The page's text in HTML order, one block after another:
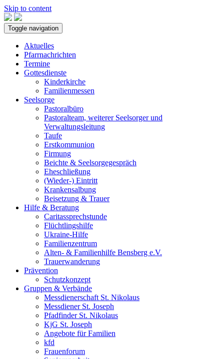
Skip to content
Toggle navigation
Aktuelles
Pfarrnachrichten
Termine
Gottesdienste
Kinderkirche
Familienmessen
Seelsorge
Pastoralbüro
Pastoralteam, weiterer Seelsorger und
Verwaltungsleitung
Taufe
Erstkommunion
Firmung
Beichte & Seelsorgegespräch
Eheschließung
(Wieder-) Eintritt
Krankensalbung
Beisetzung & Trauer
Hilfe & Beratung
Caritassprechstunde
Flüchtlingshilfe
Ukraine-Hilfe
Familienzentrum
Alten- & Familienhilfe Bensberg e.V.
Trauerwanderung
Prävention
Schutzkonzept
Gruppen & Verbände
Messdienerschaft St. Nikolaus
Messdiener St. Joseph
Pfadfinder St. Nikolaus
KjG St. Joseph
Angebote für Familien
kfd
Frauenforum